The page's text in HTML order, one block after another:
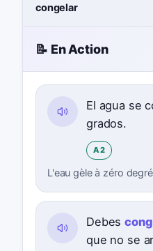
congelar
📝 En Action
El agua se
grados.
A2
L'eau gèle à zéro
Debes
que no se